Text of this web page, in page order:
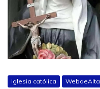
Iglesia católica WebdeAlta